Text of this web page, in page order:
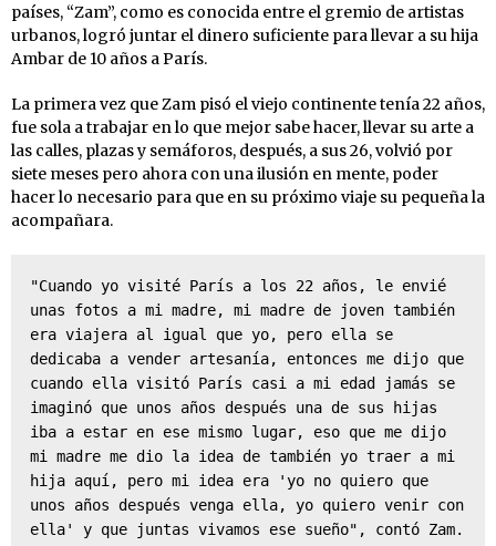
países, “Zam”, como es conocida entre el gremio de artistas
urbanos, logró juntar el dinero suficiente para llevar a su hija
Ambar de 10 años a París.
La primera vez que Zam pisó el viejo continente tenía 22 años,
fue sola a trabajar en lo que mejor sabe hacer, llevar su arte a
las calles, plazas y semáforos, después, a sus 26, volvió por
siete meses pero ahora con una ilusión en mente, poder
hacer lo necesario para que en su próximo viaje su pequeña la
acompañara.
"Cuando yo visité París a los 22 años, le envié
unas fotos a mi madre, mi madre de joven también
era viajera al igual que yo, pero ella se
dedicaba a vender artesanía, entonces me dijo que
cuando ella visitó París casi a mi edad jamás se
imaginó que unos años después una de sus hijas
iba a estar en ese mismo lugar, eso que me dijo
mi madre me dio la idea de también yo traer a mi
hija aquí, pero mi idea era 'yo no quiero que
unos años después venga ella, yo quiero venir con
ella' y que juntas vivamos ese sueño", contó Zam.